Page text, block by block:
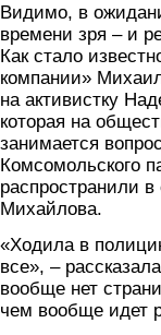
Видимо, в
времени зря – и
Как стало
компании»
на активистку
которая на
занимается
Комсомольского
распространили в
Михайлова.
«Ходила в
все», –
вообще нет
чем вообще идет